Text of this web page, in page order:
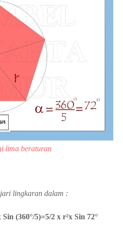
lima beraturan
lingkaran dalam :
(360°/5)=5/2 x r²x Sin 72°